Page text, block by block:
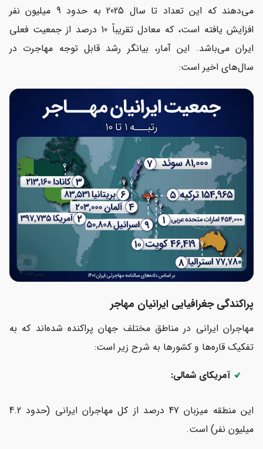
می‌دهند که این تعداد تا سال 2025 به حدود 9 میلیون نفر
افزایش یافته است، که معادل تقریباً 10 درصد از جمعیت فعلی
ایران می‌باشد. این آمار، بیانگر رشد قابل توجه مهاجرت در
سال‌های اخیر است:
پراکندگی جغرافیایی ایرانیان مهاجر
مهاجران ایرانی در مناطق مختلف جهان پراکنده شده‌اند که به
تفکیک قاره‌ها و کشورها به شرح زیر است:
آمریکای شمالی:
این منطقه میزبان 47 درصد از کل مهاجران ایرانی (حدود 4.2
میلیون نفر) است.